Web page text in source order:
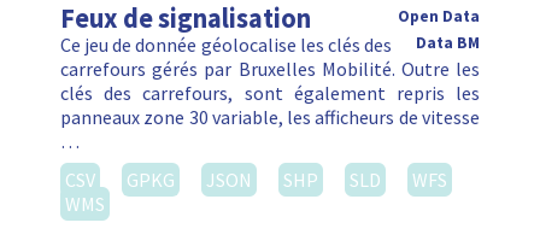
Feux de signalisation
Open Data
Data BM
Ce jeu de donnée géolocalise les clés des
carrefours gérés par Bruxelles Mobilité. Outre les
clés des carrefours, sont également repris les
panneaux zone 30 variable, les afficheurs de vitesse
…
CSV
GPKG JSON SHP SLD
WFS
WMS